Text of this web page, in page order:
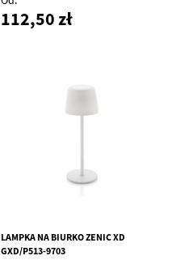
112,50 zł
LAMPKA NA BIURKO ZENIC XD
GXD/P513-9703